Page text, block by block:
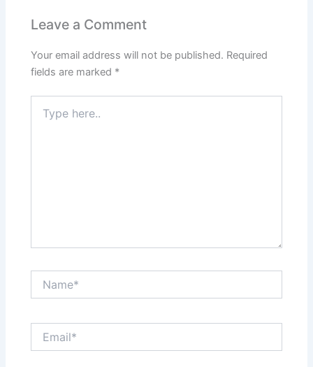
Leave a Comment
Your email address will not be published. Required
fields are marked *
here..